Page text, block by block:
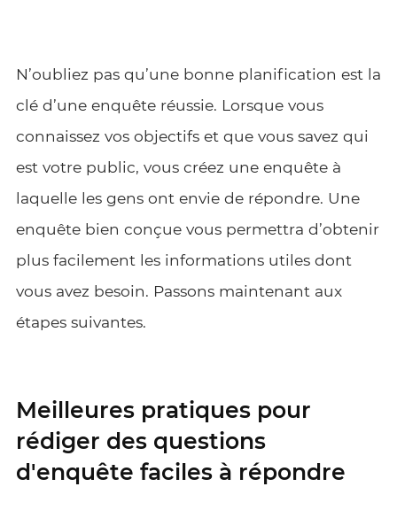
N’oubliez pas qu’une bonne planification est la
clé d’une enquête réussie. Lorsque vous
connaissez vos objectifs et que vous savez qui
est votre public, vous créez une enquête à
laquelle les gens ont envie de répondre. Une
enquête bien conçue vous permettra d’obtenir
plus facilement les informations utiles dont
vous avez besoin. Passons maintenant aux
étapes suivantes.
Meilleures pratiques pour
rédiger des questions
d'enquête faciles à répondre